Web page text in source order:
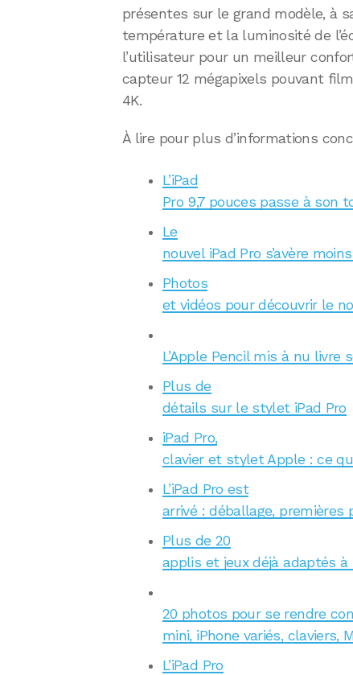
présentes sur le grand modèle, à
température et la luminosité de
l’utilisateur pour un meilleur
capteur 12 mégapixels pouvant
4K.
À lire pour plus d’informations
L’iPad
Pro 9,7 pouces passe à son
Le
nouvel iPad Pro s’avère
Photos
et vidéos pour découvrir le
L’Apple Pencil mis à nu livre
Plus de
détails sur le stylet iPad Pro
iPad Pro,
clavier et stylet Apple : ce
L’iPad Pro est
arrivé : déballage,
Plus de 20
applis et jeux déjà adaptés à
20 photos pour se rendre
mini, iPhone variés, claviers,
L’iPad Pro